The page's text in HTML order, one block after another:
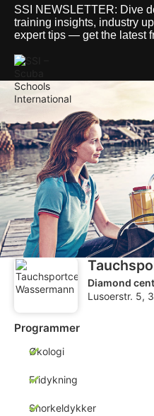
SSI NEWSLETTER: Dive
training insights, industry
expert tips — get the latest
Diamond
Lusoerstr. 5,
Programmer
Økologi
Fridykning
Snorkeldykker